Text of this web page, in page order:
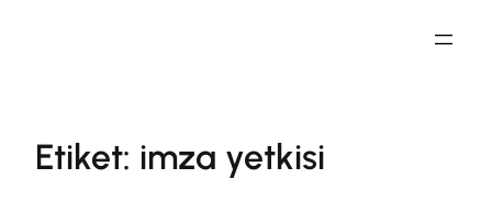
Etiket: imza yetkisi